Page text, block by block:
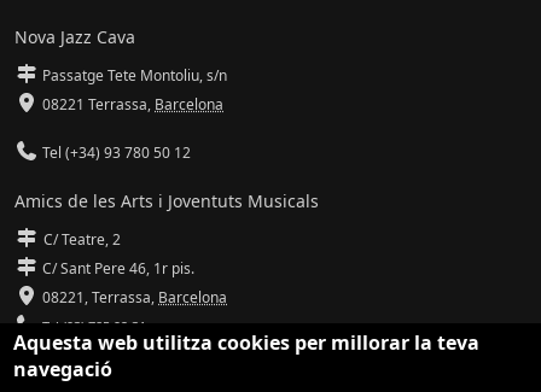
Nova Jazz Cava
Passatge Tete Montoliu, s/n
08221 Terrassa, Barcelona
Tel (+34) 93 780 50 12
Amics de les Arts i Joventuts Musicals
C/ Teatre, 2
C/ Sant Pere 46, 1r pis.
08221,Terrassa, Barcelona
Tel (93) 785 92 31
info@amicsdelesarts-jjmm.cat
Aquesta web utilitza cookies per millorar la teva
navegació